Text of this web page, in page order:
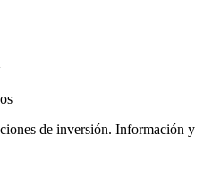
de inversión. Información y